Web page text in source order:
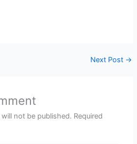
Next Post →
not be published. Required